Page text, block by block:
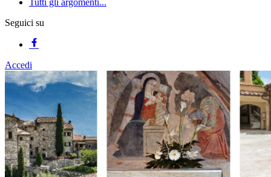
Tutti gli argomenti...
Seguici su
Accedi
Homepage